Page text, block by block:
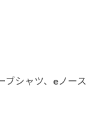
ブシャツ、eノース